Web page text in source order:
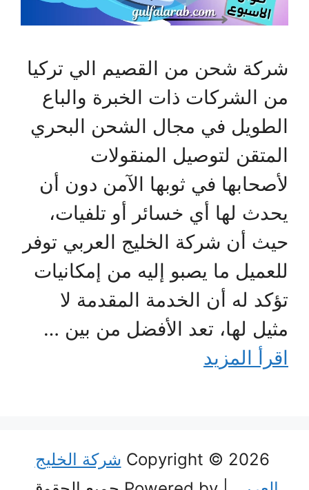
شركة شحن من القصيم الي تركيا
من الشركات ذات الخبرة والباع
الطويل في مجال الشحن البحري
المتقن لتوصيل المنقولات
لأصحابها في ثوبها الآمن دون أن
يحدث لها أي خسائر أو تلفيات،
حيث أن شركة الخليج العربي توفر
للعميل ما يصبو إليه من إمكانيات
تؤكد له أن الخدمة المقدمة لا
مثيل لها، تعد الأفضل من بين …
اقرأ المزيد
شركة الخليج